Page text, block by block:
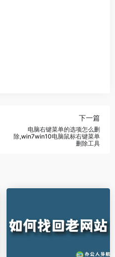
下一篇
电脑右键菜单的选项怎么删
除,win7win10电脑鼠标右键菜单
删除工具